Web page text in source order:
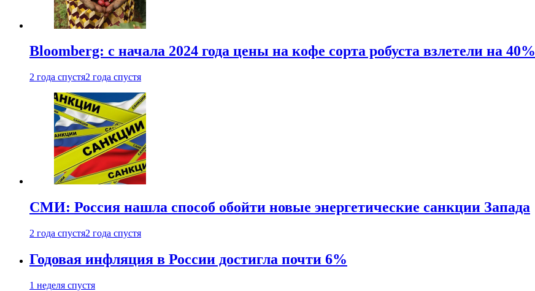
Bloomberg: с начала 2024 года цены на кофе сорта робуста взлетели на 40%
2 года спустя2 года спустя
СМИ: Россия нашла способ обойти новые энергетические санкции Запада
2 года спустя2 года спустя
Годовая инфляция в России достигла почти 6%
1 неделя спустя